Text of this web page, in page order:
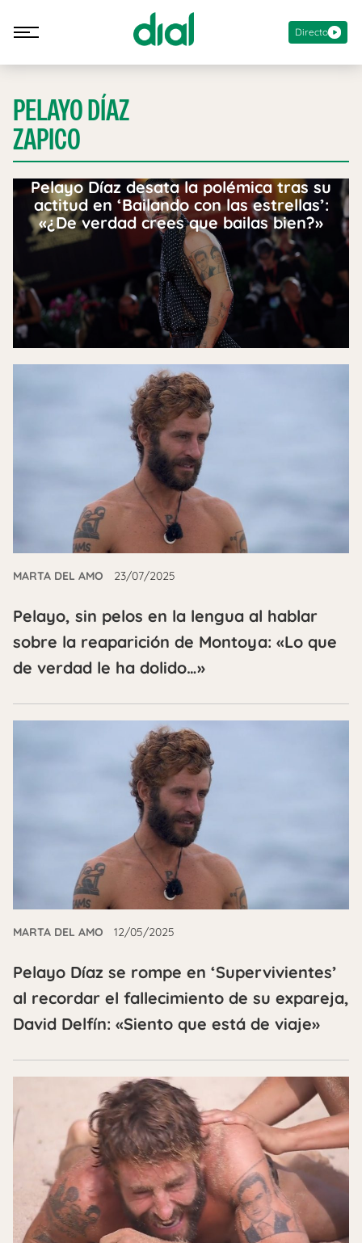
Directo
PELAYO DÍAZ
ZAPICO
Pelayo Díaz desata la polémica tras su
actitud en ‘Bailando con las estrellas’:
«¿De verdad crees que bailas bien?»
MARTA DEL AMO 23/07/2025
Pelayo, sin pelos en la lengua al hablar
sobre la reaparición de Montoya: «Lo que
de verdad le ha dolido…»
MARTA DEL AMO 12/05/2025
Pelayo Díaz se rompe en ‘Supervivientes’
al recordar el fallecimiento de su expareja,
David Delfín: «Siento que está de viaje»